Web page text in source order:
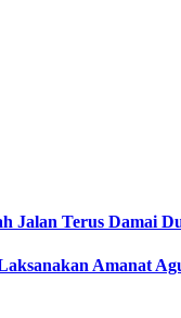
Jalan Terus Damai
Amanat